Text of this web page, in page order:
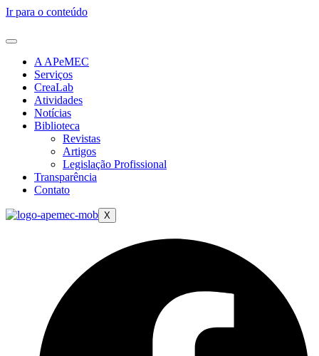
Ir para o conteúdo
A APeMEC
Serviços
CreaLab
Atividades
Notícias
Biblioteca
Revistas
Artigos
Legislação Profissional
Transparência
Contato
X